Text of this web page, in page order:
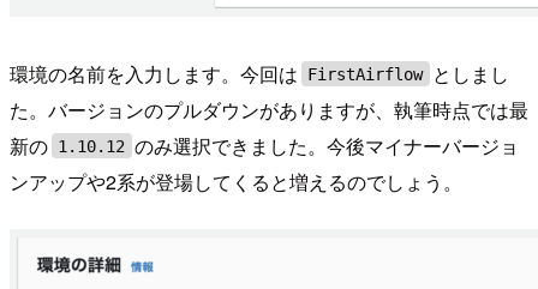
環境の名前を入力します。今回は FirstAirflow
としまし
た。バージョンのプルダウンがありますが、執筆時点では最
新の 1.10.12 のみ選択できました。今後マイナーバージョ
ンアップや2系が登場してくると増えるのでしょう。